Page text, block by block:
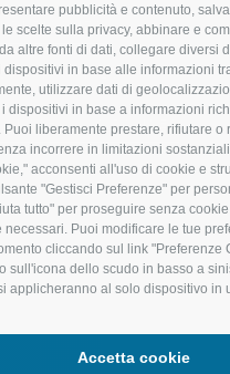
pubblicità e contenuto,
scelte sulla privacy, abbinare e
altre fonti di dati, collegare diversi
dispositivi in base alle informazioni
utilizzare dati di
dispositivi in base a informazioni
Puoi liberamente prestare, rifiutare o
incorrere in limitazioni
acconsenti all'uso di cookie e
"Gestisci Preferenze" per
tutto" per proseguire senza
necessari. Puoi modificare le tue
cliccando sul link "Preferenze
sull'icona dello scudo in basso a
applicheranno al solo dispositivo in
Accetta cookie
DI RISALITA
SCI RACINES
SCHOOL A RACINES
SUI SOCIAL